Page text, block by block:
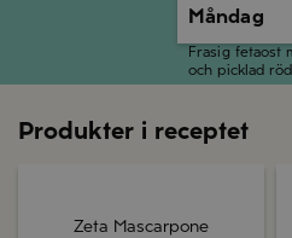
Måndag
Frasig fetaost
och picklad
Produkter i receptet
Zeta Mascarpone